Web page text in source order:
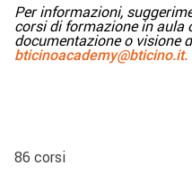
Per informazioni,
corsi di formazione in aula
documentazione o visione
bticinoacademy@bticino.it.
86 corsi